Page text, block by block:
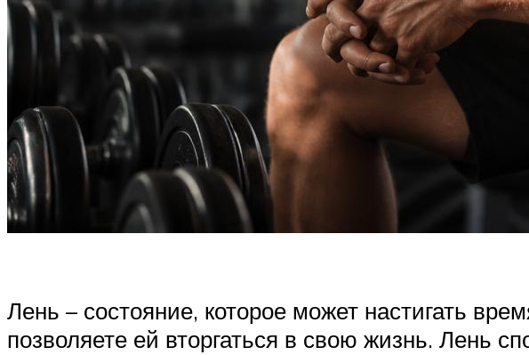
Лень – состояние, которое может настигать
позволяете ей вторгаться в свою жизнь. Лень